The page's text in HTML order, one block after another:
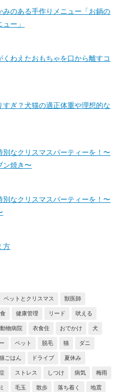
みのある手作りメニュー「お鍋の
ー」
くわえたおもちゃを口から離すコ
すぎ？犬猫の適正体重や理想的な
別なクリスマスパーティーを！〜
ン焼き〜
別なクリスマスパーティーを！〜
方
ペットとクリスマス 獣医師
健康管理 リード 吠える
動物病院 衣食住 おでかけ 犬
ペット 脱毛 猫 ダニ
ごはん ドライブ 夏休み
ストレス しつけ 病気 梅雨
毛玉 散歩 落ち着く 地震